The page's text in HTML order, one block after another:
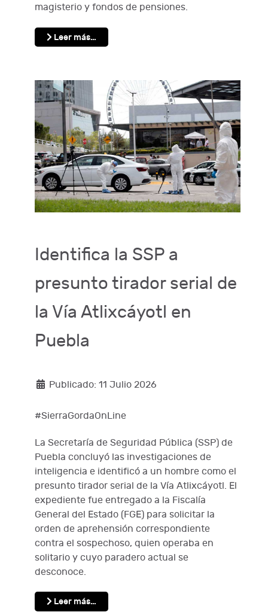
magisterio y fondos de pensiones.
Leer más…
Identifica la SSP a
presunto tirador serial de
la Vía Atlixcáyotl en
Puebla
Publicado: 11 Julio 2026
#SierraGordaOnLine
La Secretaría de Seguridad Pública (SSP) de
Puebla concluyó las investigaciones de
inteligencia e identificó a un hombre como el
presunto tirador serial de la Vía Atlixcáyotl. El
expediente fue entregado a la Fiscalía
General del Estado (FGE) para solicitar la
orden de aprehensión correspondiente
contra el sospechoso, quien operaba en
solitario y cuyo paradero actual se
desconoce.
Leer más…